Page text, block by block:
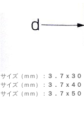
サイズ（ｍｍ）： ３．７ｘ３０
サイズ（ｍｍ）： ３．７ｘ４０
サイズ（ｍｍ）： ３．７ｘ５０